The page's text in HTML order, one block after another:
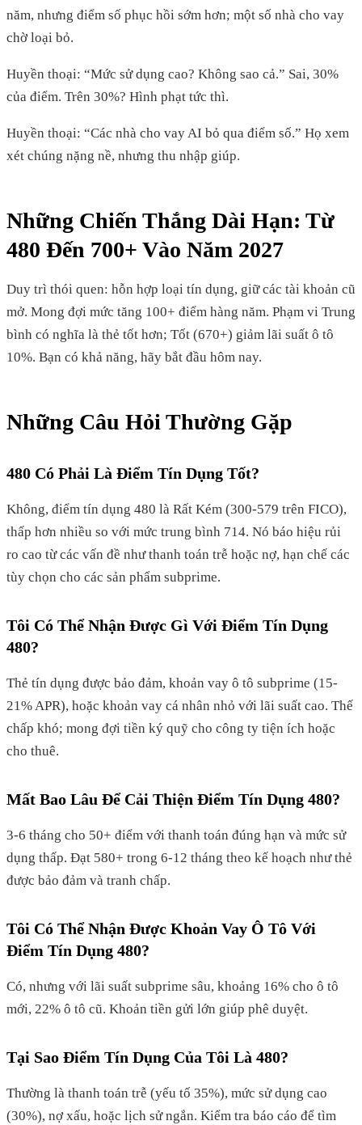
năm, nhưng điểm số phục hồi sớm hơn; một số nhà cho vay
chờ loại bỏ.
Huyền thoại: “Mức sử dụng cao? Không sao cả.” Sai, 30%
của điểm. Trên 30%? Hình phạt tức thì.
Huyền thoại: “Các nhà cho vay AI bỏ qua điểm số.” Họ xem
xét chúng nặng nề, nhưng thu nhập giúp.
Những Chiến Thắng Dài Hạn: Từ
480 Đến 700+ Vào Năm 2027
Duy trì thói quen: hỗn hợp loại tín dụng, giữ các tài khoản cũ
mở. Mong đợi mức tăng 100+ điểm hàng năm. Phạm vi Trung
bình có nghĩa là thẻ tốt hơn; Tốt (670+) giảm lãi suất ô tô
10%. Bạn có khả năng, hãy bắt đầu hôm nay.
Những Câu Hỏi Thường Gặp
480 Có Phải Là Điểm Tín Dụng Tốt?
Không, điểm tín dụng 480 là Rất Kém (300-579 trên FICO),
thấp hơn nhiều so với mức trung bình 714. Nó báo hiệu rủi
ro cao từ các vấn đề như thanh toán trễ hoặc nợ, hạn chế các
tùy chọn cho các sản phẩm subprime.
Tôi Có Thể Nhận Được Gì Với Điểm Tín Dụng
480?
Thẻ tín dụng được bảo đảm, khoản vay ô tô subprime (15-
21% APR), hoặc khoản vay cá nhân nhỏ với lãi suất cao. Thế
chấp khó; mong đợi tiền ký quỹ cho công ty tiện ích hoặc
cho thuê.
Mất Bao Lâu Để Cải Thiện Điểm Tín Dụng 480?
3-6 tháng cho 50+ điểm với thanh toán đúng hạn và mức sử
dụng thấp. Đạt 580+ trong 6-12 tháng theo kế hoạch như thẻ
được bảo đảm và tranh chấp.
Tôi Có Thể Nhận Được Khoản Vay Ô Tô Với
Điểm Tín Dụng 480?
Có, nhưng với lãi suất subprime sâu, khoảng 16% cho ô tô
mới, 22% ô tô cũ. Khoản tiền gửi lớn giúp phê duyệt.
Tại Sao Điểm Tín Dụng Của Tôi Là 480?
Thường là thanh toán trễ (yếu tố 35%), mức sử dụng cao
(30%), nợ xấu, hoặc lịch sử ngắn. Kiểm tra báo cáo để tìm